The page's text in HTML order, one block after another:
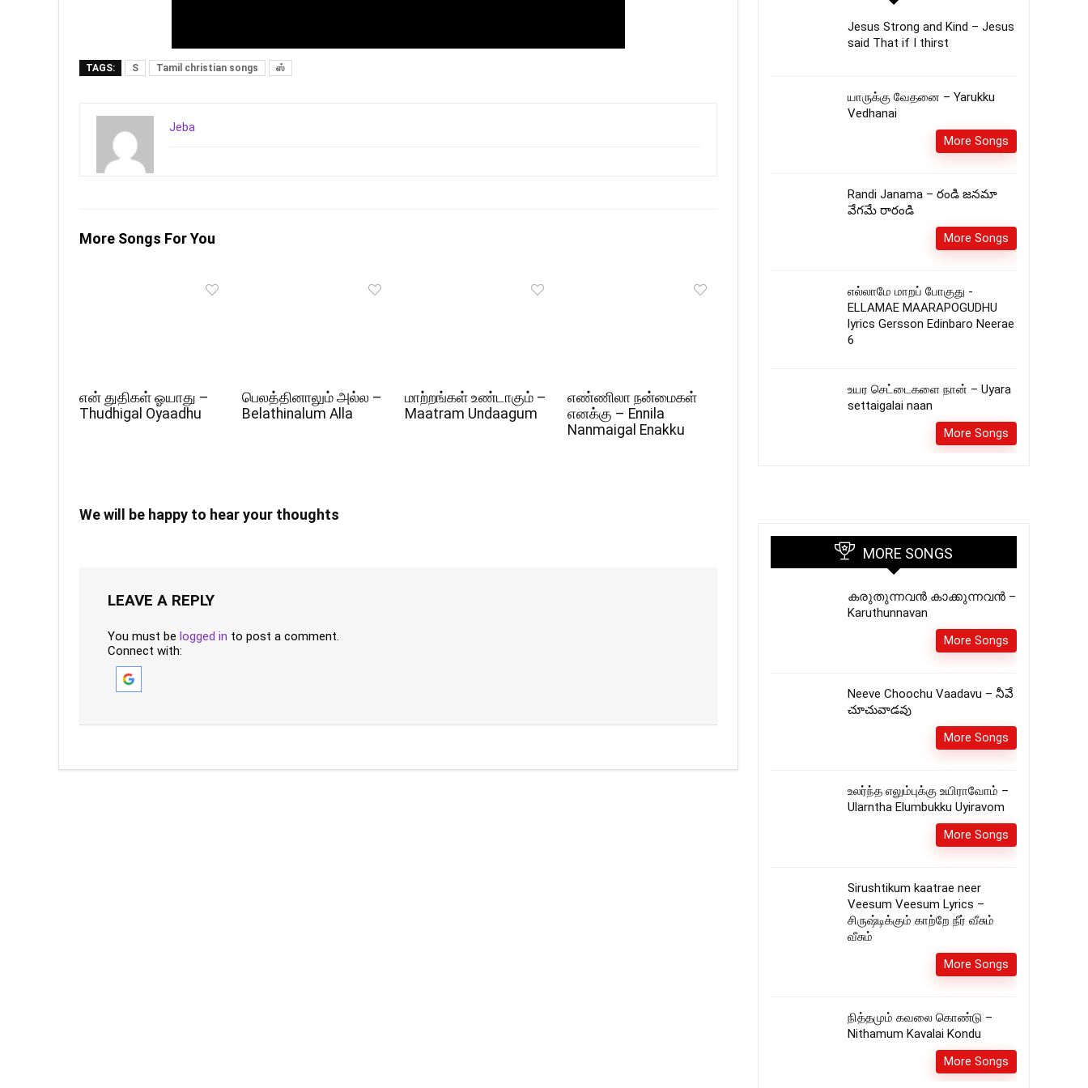
TAGS: S Tamil christian songs ஸ்
Jeba
More Songs For You
என் துதிகள் ஓயாது –
Thudhigal Oyaadhu
பெலத்தினாலும் அல்ல –
Belathinalum Alla
மாற்றங்கள் உண்டாகும் –
Maatram Undaagum
எண்ணிலா நன்மைகள்
எனக்கு – Ennila
Nanmaigal Enakku
We will be happy to hear your thoughts
LEAVE A REPLY
You must be logged in to post a comment.
Connect with:
Jesus Strong and Kind – Jesus
said That if I thirst
யாருக்கு வேதனை – Yarukku
Vedhanai
More Songs
Randi Janama – రండి జనమా
వేగమే రారండి
More Songs
எல்லாமே மாறப் போகுது -
ELLAMAE MAARAPOGUDHU
lyrics Gersson Edinbaro Neerae
6
உயர செட்டைகளை நான் – Uyara
settaigalai naan
More Songs
MORE SONGS
കരുതുന്നവൻ കാക്കുന്നവൻ –
Karuthunnavan
More Songs
Neeve Choochu Vaadavu – నీవే
చూచువాడవు
More Songs
உலர்ந்த எலும்புக்கு உயிராவோம் –
Ularntha Elumbukku Uyiravom
More Songs
Sirushtikum kaatrae neer
Veesum Veesum Lyrics –
சிருஷ்டிக்கும் காற்றே நீர் வீசும்
வீசும்
More Songs
நித்தமும் கவலை கொண்டு –
Nithamum Kavalai Kondu
More Songs